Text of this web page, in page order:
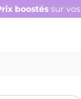
boostés sur